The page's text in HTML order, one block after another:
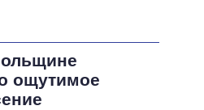
ощутимое